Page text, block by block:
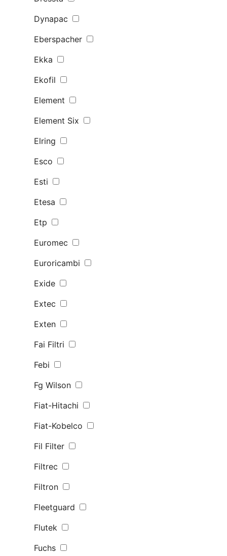
Dynapac
Eberspacher
Ekka
Ekofil
Element
Element Six
Elring
Esco
Esti
Etesa
Etp
Euromec
Euroricambi
Exide
Extec
Exten
Fai Filtri
Febi
Fg Wilson
Fiat-Hitachi
Fiat-Kobelco
Fil Filter
Filtrec
Filtron
Fleetguard
Flutek
Fuchs